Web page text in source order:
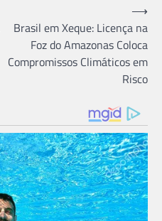
Brasil em Xeque: Licença na
Foz do Amazonas Coloca
Compromissos Climáticos em
Risco
⟶